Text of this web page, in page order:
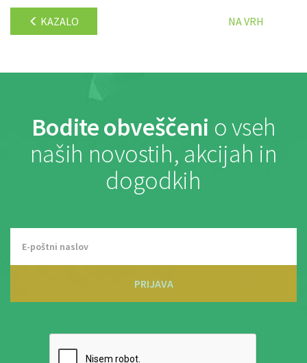
KAZALO NA VRH
Bodite obveščeni o vseh
naših novostih, akcijah in
dogodkih
PRIJAVA